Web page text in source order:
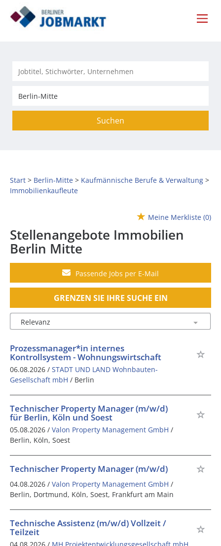
Suchen
Start Berlin-Mitte
Kaufmännische Berufe & Verwaltung
Immobilienkaufleute
Meine Merkliste (0)
Stellenangebote Immobilien
Berlin Mitte
Passende Jobs per E-Mail
GRENZEN SIE IHRE SUCHE EIN
Prozessmanager*in internes
Kontrollsystem - Wohnungswirtschaft
06.08.2026 / STADT UND LAND Wohnbauten-
Gesellschaft mbH / Berlin
Technischer Property Manager (m/w/d)
für Berlin, Köln und Soest
05.08.2026 / Valon Property Management GmbH /
Berlin, Köln, Soest
Technischer Property Manager (m/w/d)
04.08.2026 / Valon Property Management GmbH /
Berlin, Dortmund, Köln, Soest, Frankfurt am Main
Technische Assistenz (m/w/d) Vollzeit /
Teilzeit